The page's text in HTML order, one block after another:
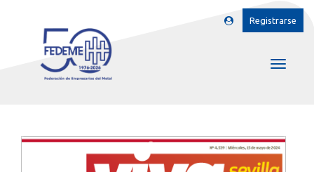
Registrarse